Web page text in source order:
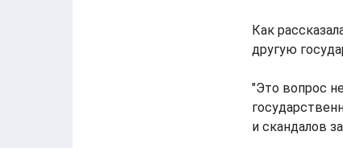
Как
другую
"Это вопрос
и скандалов